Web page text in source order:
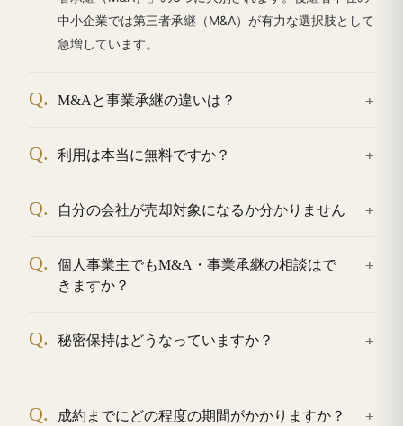
中小企業では第三者承継（M&A）が有力な選択肢として
急増しています。
Q. M&Aと事業承継の違いは？
Q. 利用は本当に無料ですか？
Q. 自分の会社が売却対象になるか分かりません
Q.
個人事業主でもM&A・事業承継の相談はで
きますか？
Q. 秘密保持はどうなっていますか？
Q. 成約までにどの程度の期間がかかりますか？